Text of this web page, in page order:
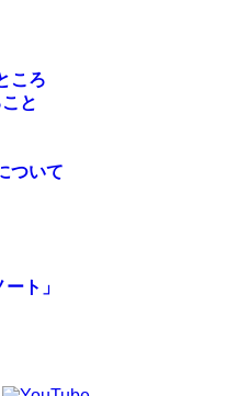
ころ
と
ついて
ト」